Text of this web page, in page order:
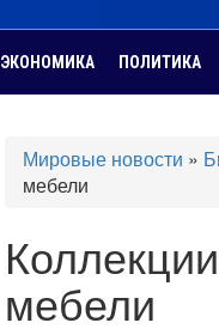
ЭКОНОМИКА ПОЛИТИКА
Мировые новости »
мебели
мебели